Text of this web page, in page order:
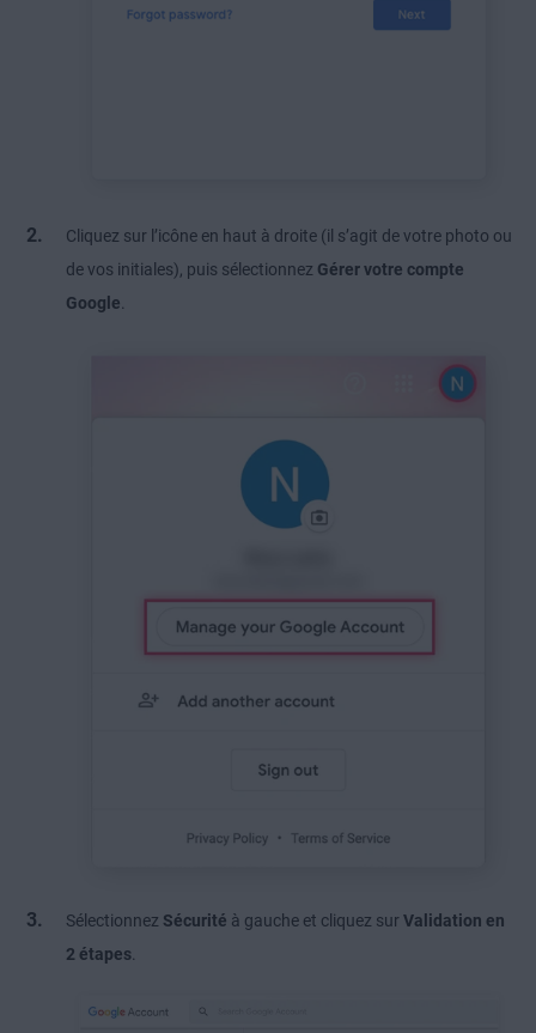
Cliquez sur l’icône en haut à droite (il s’agit de votre photo ou
de vos initiales), puis sélectionnez Gérer votre compte
Google
Sélectionnez Sécurité à gauche et cliquez sur Validation en
2 étapes.